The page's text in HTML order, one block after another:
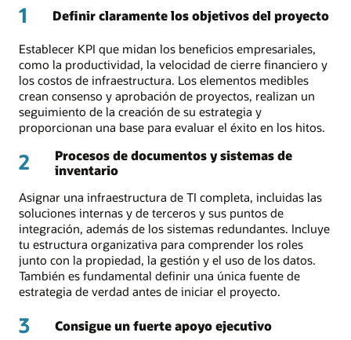
1 Definir claramente los objetivos del proyecto
Establecer KPI que midan los beneficios empresariales,
como la productividad, la velocidad de cierre financiero y
los costos de infraestructura. Los elementos medibles
crean consenso y aprobación de proyectos, realizan un
seguimiento de la creación de su estrategia y
proporcionan una base para evaluar el éxito en los hitos.
2
Procesos de documentos y sistemas de
inventario
Asignar una infraestructura de TI completa, incluidas las
soluciones internas y de terceros y sus puntos de
integración, además de los sistemas redundantes. Incluye
tu estructura organizativa para comprender los roles
junto con la propiedad, la gestión y el uso de los datos.
También es fundamental definir una única fuente de
estrategia de verdad antes de iniciar el proyecto.
3 Consigue un fuerte apoyo ejecutivo